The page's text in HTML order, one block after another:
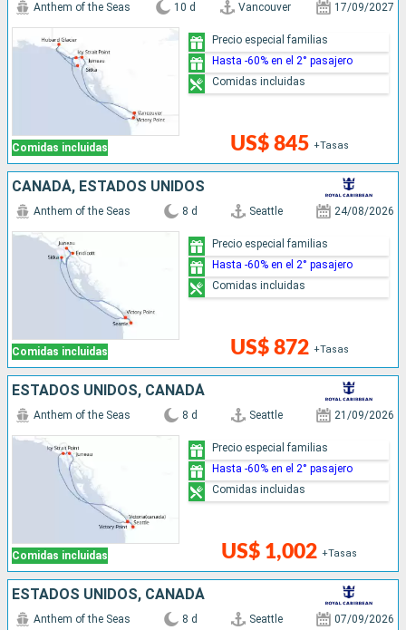
Comidas incluidas
Anthem of the Seas 10 d Vancouver 17/09/2027
US$ 845 +Tasas
Precio especial familias
Hasta -60% en el 2° pasajero
Comidas incluidas
CANADÁ, ESTADOS UNIDOS
Comidas incluidas
Anthem of the Seas 8 d Seattle 24/08/2026
US$ 872 +Tasas
Precio especial familias
Hasta -60% en el 2° pasajero
Comidas incluidas
ESTADOS UNIDOS, CANADÁ
Comidas incluidas
Anthem of the Seas 8 d Seattle 21/09/2026
US$ 1,002 +Tasas
Precio especial familias
Hasta -60% en el 2° pasajero
Comidas incluidas
ESTADOS UNIDOS, CANADÁ
Anthem of the Seas 8 d Seattle 07/09/2026